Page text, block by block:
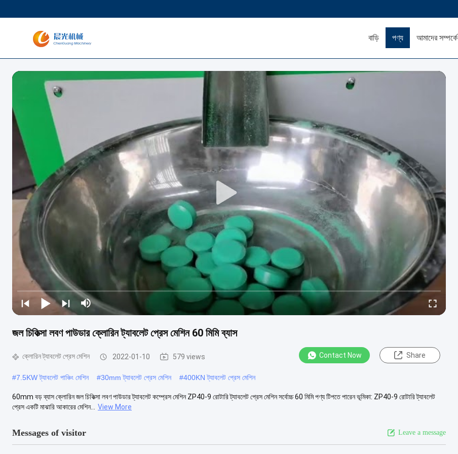
বাড়ি পণ্য আমাদের সম্পর্কে
জল চিকিত্সা লবণ পাউডার ক্লোরিন ট্যাবলেট প্রেস মেশিন 60 মিমি ব্যাস
ক্লোরিন ট্যাবলেট প্রেস মেশিন 2022-01-10 579 views Contact Now Share
#7.5KW ট্যাবলেট পাঞ্চিং মেশিন #30mm ট্যাবলেট প্রেস মেশিন #400KN ট্যাবলেট প্রেস মেশিন
60mm বড় ব্যাস ক্লোরিন জল চিকিত্সা লবণ পাউডার ট্যাবলেট কম্প্রেস মেশিন ZP40-9 রোটারি ট্যাবলেট প্রেস মেশিন সর্বোচ্চ 60 মিমি পণ্য টিপতে পারেন ভূমিকা: ZP40-9 রোটারি ট্যাবলেট
প্রেস একটি মাঝারি আকারের মেশিন...
View More
Messages of visitor Leave a message